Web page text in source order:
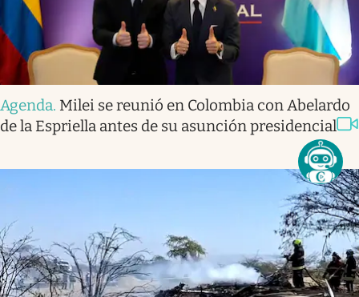
Agenda. Milei se reunió en Colombia con Abelardo
de la Espriella antes de su asunción presidencial